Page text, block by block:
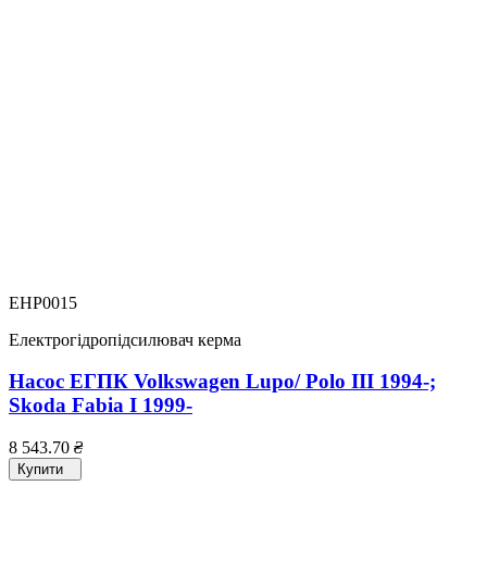
EHP0015
Електрогідропідсилювач керма
Насос ЕГПК Volkswagen Lupo/ Polo III 1994-;
Skoda Fabia I 1999-
8 543.70 ₴
Купити